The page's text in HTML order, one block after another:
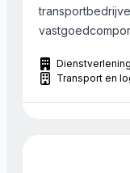
Dienstverlening
Transport en